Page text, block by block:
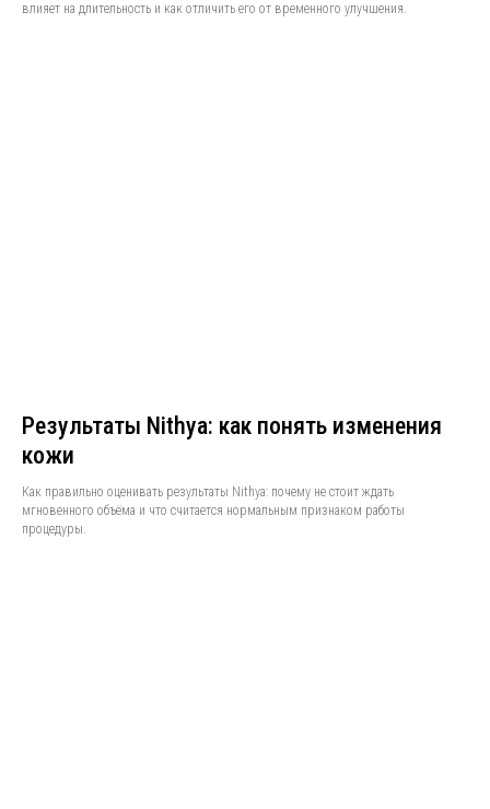
влияет на длительность и как отличить его от временного улучшения.
Результаты Nithya: как понять изменения
кожи
Как правильно оценивать результаты Nithya: почему не стоит ждать
мгновенного объёма и что считается нормальным признаком работы
процедуры.